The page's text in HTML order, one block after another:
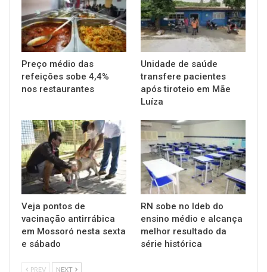
Preço médio das
refeições sobe 4,4%
nos restaurantes
Unidade de saúde
transfere pacientes
após tiroteio em Mãe
Luíza
Veja pontos de
vacinação antirrábica
em Mossoró nesta sexta
e sábado
RN sobe no Ideb do
ensino médio e alcança
melhor resultado da
série histórica
PREV NEXT